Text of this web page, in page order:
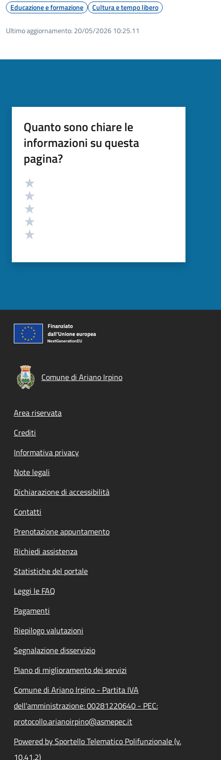
Educazione e formazione Cultura e tempo libero
Ultimo aggiornamento: 20/05/2026 10:25.11
Quanto sono chiare le
informazioni su questa
pagina?
Valutazione
Comune di Ariano Irpino
Footer menu
Area riservata
Crediti
Informativa privacy
Note legali
Dichiarazione di accessibilità
Contatti
Prenotazione appuntamento
Richiedi assistenza
Statistiche del portale
Leggi le FAQ
Pagamenti
Riepilogo valutazioni
Segnalazione disservizio
Piano di miglioramento dei servizi
Comune di Ariano Irpino - Partita IVA
dell'amministrazione: 00281220640 - PEC:
protocollo.arianoirpino@asmepec.it
Powered by Sportello Telematico Polifunzionale (v.
10.41.2)